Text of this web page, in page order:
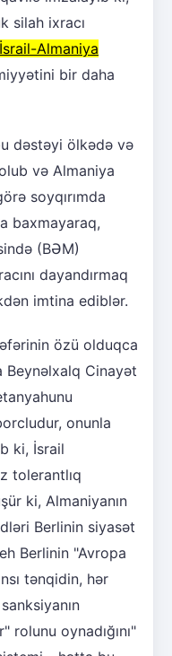
silah ixracı
İsrail-Almaniya
bir daha
dəstəyi ölkədə və
və Almaniya
soyqırımda
baxmayaraq,
(BƏM)
dayandırmaq
imtina ediblər.
özü olduqca
Beynəlxalq Cinayət
onunla
ki, İsrail
tolerantlıq
ki, Almaniyanın
Berlinin siyasət
Berlinin "Avropa
tənqidin, hər
rolunu oynadığını"